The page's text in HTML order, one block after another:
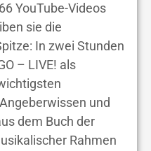
YouTube-Videos
sie die
In zwei Stunden
– LIVE! als
und
dem Buch der
Rahmen